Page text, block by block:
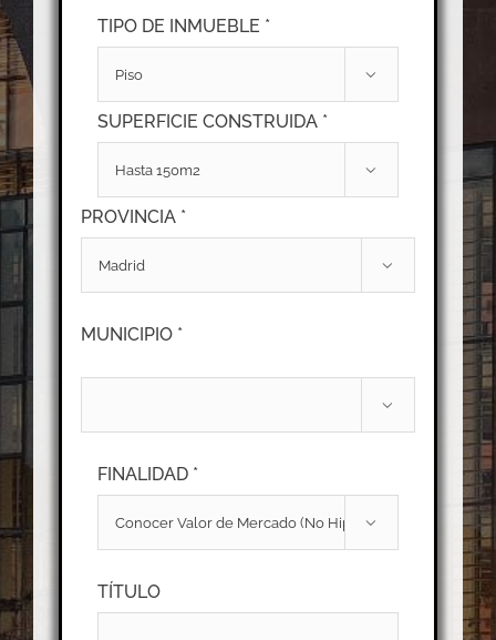
TIPO DE INMUEBLE *

SUPERFICIE CONSTRUIDA *

PROVINCIA *

MUNICIPIO *

FINALIDAD *

TÍTULO